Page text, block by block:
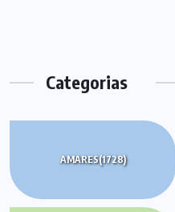
Categorias
AMARES(1728)